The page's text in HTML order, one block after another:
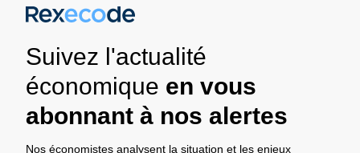
Suivez l'actualité
économique en vous
abonnant à nos alertes
Nos économistes analysent la situation et les enjeux